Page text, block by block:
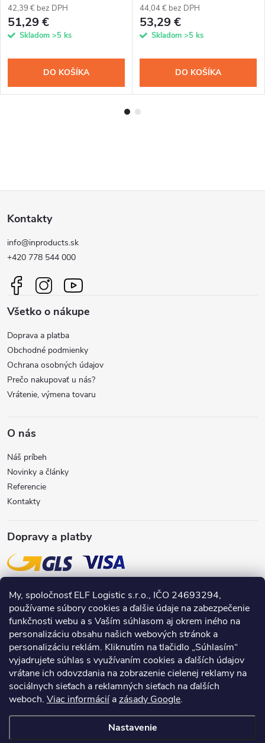
My, spoločnosť ELF Logistic s.r.o., IČO 24693294,
používame súbory cookies a ďalšie údaje na zabezpečenie
funkčnosti webu a s Vaším súhlasom aj okrem iného na
personalizáciu obsahu našich webových stránok a
personalizáciu reklám. Kliknutím na tlačidlo „Súhlasím“
vyjadrujete súhlas s využívaním cookies a ďalších údajov
vrátane ich odovzdania na zobrazenie cielenej reklamy na
sociálnych sieťach a reklamných sieťach na ďalších
weboch. Viac informáciíazásady Google.
Nastavenie
42,39 € bez DPH
51,29 €
Skladom >5 ks
DO KOŠÍKA
44,04 € bez DPH
53,29 €
Skladom >5 ks
DO KOŠÍKA
á
p
ä
e
Kontakty
info@inproducts.sk
+420 778 544 000
Všetko o nákupe
Doprava a platba
Obchodné podmienky
Ochrana osobných údajov
Prečo nakupovať u nás?
Vrátenie, výmena tovaru
O nás
Náš príbeh
Novinky a články
Referencie
Kontakty
Dopravy a platby